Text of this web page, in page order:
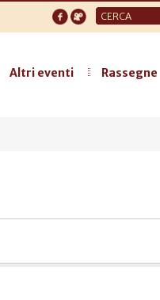
Form
di
Altri eventi Rassegne